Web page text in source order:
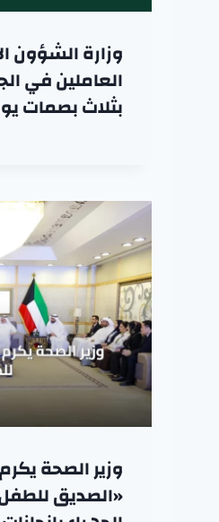
وزارة الشؤون
العاملين في
بثلاث بصمات
وزير الصحة
«الصديق